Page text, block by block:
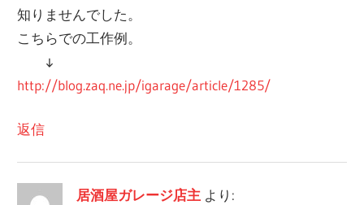
知りませんでした。
こちらでの工作例。
↓
http://blog.zaq.ne.jp/igarage/article/1285/
返信
居酒屋ガレージ店主 より: